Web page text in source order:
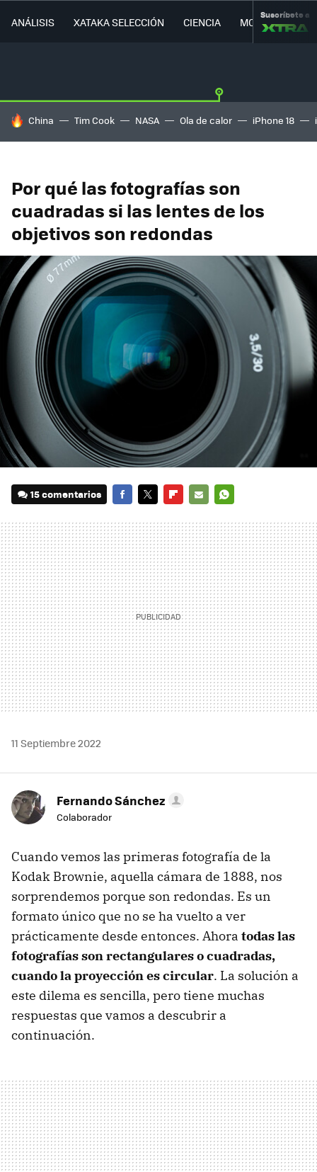
ANÁLISIS XATAKA SELECCIÓN CIENCIA MOVILIDAD
Suscríbete a
HOY SE HABLA DE
China Tim Cook NASA Ola de calor iPhone 18
Por qué las fotografías son
cuadradas si las lentes de los
objetivos son redondas
15 comentarios
MAIL
11 Septiembre 2022
Fernando Sánchez
Colaborador
Cuando vemos las primeras fotografía de la
Kodak Brownie, aquella cámara de 1888, nos
sorprendemos porque son redondas. Es un
formato único que no se ha vuelto a ver
prácticamente desde entonces. Ahora todas las
fotografías son rectangulares o cuadradas,
cuando la proyección es circular. La solución a
este dilema es sencilla, pero tiene muchas
respuestas que vamos a descubrir a
continuación.